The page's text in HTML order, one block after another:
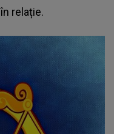
relație.